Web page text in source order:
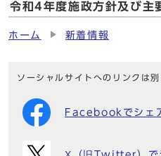
令和4年度施政方針及び主
ホーム 新着情報
ソーシャルサイトへのリンクは
Facebookでシェ